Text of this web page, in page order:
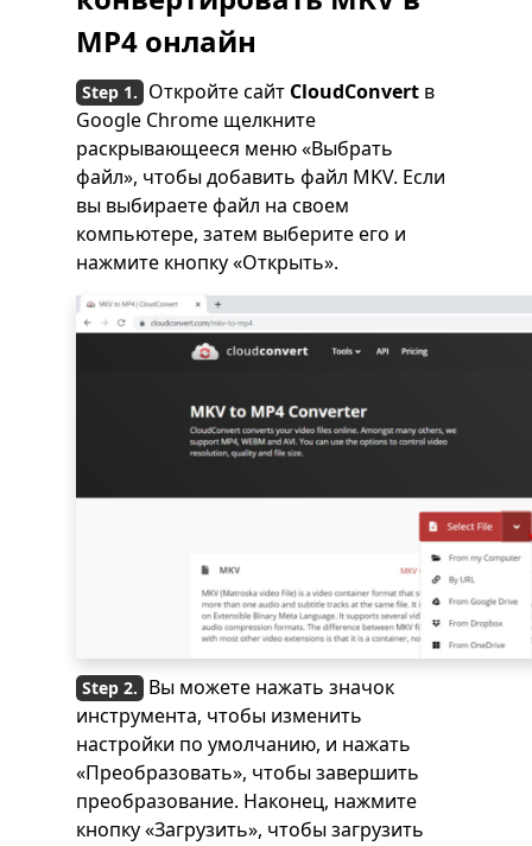
MP4 онлайн
Откройте сайт CloudConvert в
Google Chrome щелкните
раскрывающееся меню «Выбрать
файл», чтобы добавить файл MKV. Если
вы выбираете файл на своем
компьютере, затем выберите его и
нажмите кнопку «Открыть».
Вы можете нажать значок
инструмента, чтобы изменить
настройки по умолчанию, и нажать
«Преобразовать», чтобы завершить
преобразование. Наконец, нажмите
кнопку «Загрузить», чтобы загрузить